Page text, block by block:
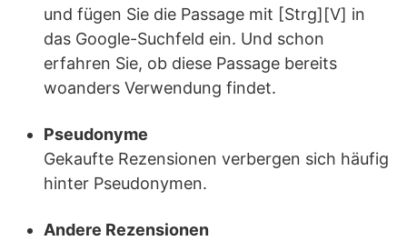
und fügen Sie die Passage mit [Strg][V] in
das Google-Suchfeld ein. Und schon
erfahren Sie, ob diese Passage bereits
woanders Verwendung findet.
Pseudonyme
Gekaufte Rezensionen verbergen sich häufig
hinter Pseudonymen.
Andere Rezensionen